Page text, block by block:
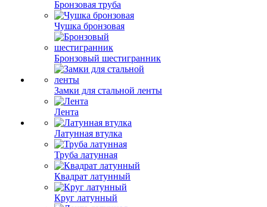
Бронзовая труба
Чушка бронзовая
Бронзовый шестигранник
Замки для стальной ленты
Лента
Латунная втулка
Труба латунная
Квадрат латунный
Круг латунный